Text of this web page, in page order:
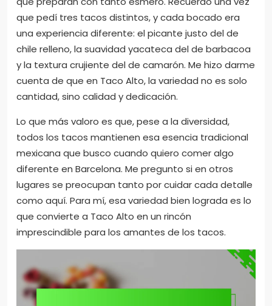
que pedí tres tacos distintos, y cada bocado era
una experiencia diferente: el picante justo del de
chile relleno, la suavidad yacateca del de barbacoa
y la textura crujiente del de camarón. Me hizo darme
cuenta de que en Taco Alto, la variedad no es solo
cantidad, sino calidad y dedicación.
Lo que más valoro es que, pese a la diversidad,
todos los tacos mantienen esa esencia tradicional
mexicana que busco cuando quiero comer algo
diferente en Barcelona. Me pregunto si en otros
lugares se preocupan tanto por cuidar cada detalle
como aquí. Para mí, esa variedad bien lograda es lo
que convierte a Taco Alto en un rincón
imprescindible para los amantes de los tacos.